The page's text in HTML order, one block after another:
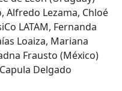
Alfredo Lezama, Chloé
LATAM, Fernanda
Loaiza, Mariana
Frausto (México)
Delgado